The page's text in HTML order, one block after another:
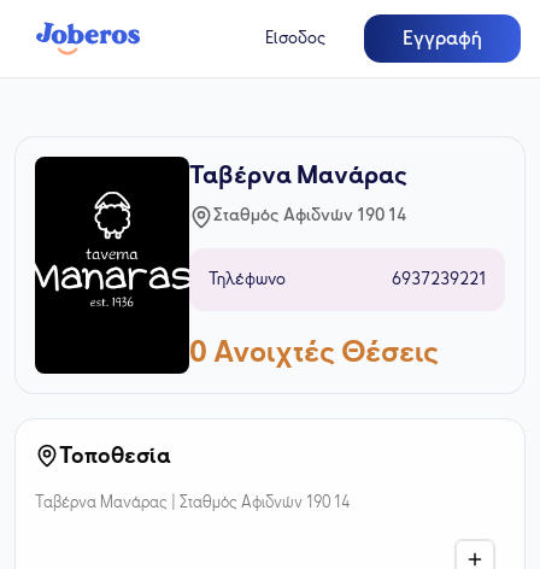
Είσοδος Εγγραφή
Ταβέρνα Μανάρας
Σταθμός Αφιδνών 190 14
Τηλέφωνο 6937239221
0 Ανοιχτές Θέσεις
Τοποθεσία
Ταβέρνα Μανάρας | Σταθμός Αφιδνών 190 14